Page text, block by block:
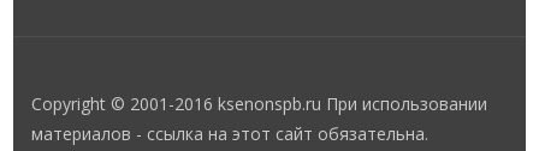
Copyright © 2001-2016 ksenonspb.ru При использовании
материалов - ссылка на этот сайт обязательна.